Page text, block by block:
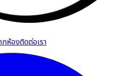
กห้องติดต่อเรา